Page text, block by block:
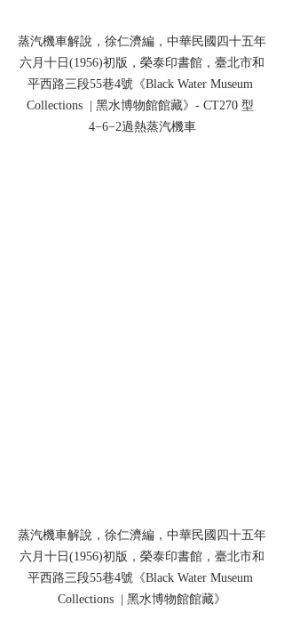
蒸汽機車解說，徐仁濟編，中華民國四十五年
六月十日(1956)初版，榮泰印書館，臺北市和
平西路三段55巷4號《Black Water Museum
Collections  | 黑水博物館館藏》- CT270 型
4−6−2過熱蒸汽機車
蒸汽機車解說，徐仁濟編，中華民國四十五年
六月十日(1956)初版，榮泰印書館，臺北市和
平西路三段55巷4號《Black Water Museum
Collections  | 黑水博物館館藏》